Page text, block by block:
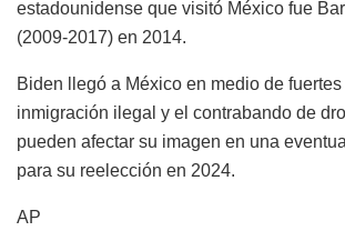
estadounidense que visitó México fue
(2009-2017) en 2014.
Biden llegó a México en medio de
inmigración ilegal y el contrabando de
pueden afectar su imagen en una
para su reelección en 2024.
AP